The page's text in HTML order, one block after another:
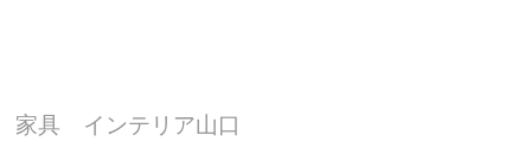
家具 インテリア山口